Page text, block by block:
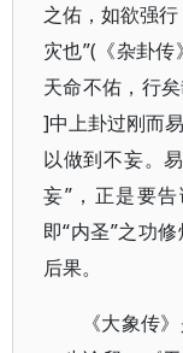
之佑，如欲强行
灾也”(《杂卦
天命不佑，行
]中上卦过刚而
以做到不妄。
妄”，正是要
即“内圣”之功
后果。
《大象传